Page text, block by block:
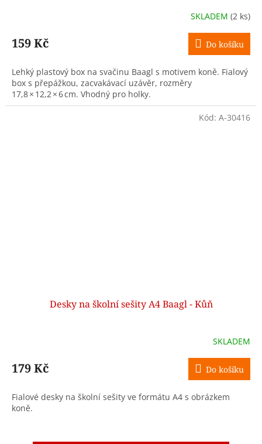
SKLADEM (2 ks)
159 Kč Do košíku
Lehký plastový box na svačinu Baagl s motivem koně. Fialový
box s přepážkou, zacvakávací uzávěr, rozměry
17,8 × 12,2 × 6 cm. Vhodný pro holky.
Desky na školní sešity A4 Baagl - Kůň
SKLADEM
179 Kč Do košíku
Fialové desky na školní sešity ve formátu A4 s obrázkem
koně.
Kód: A-30416